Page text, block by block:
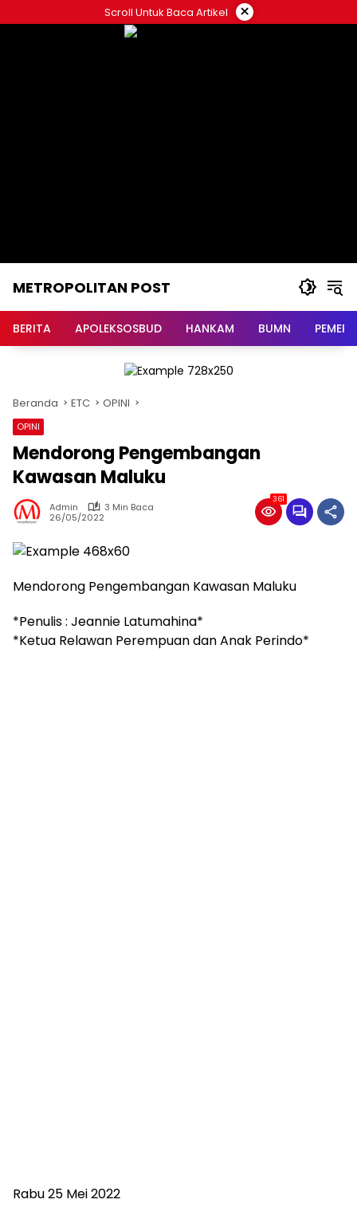
ke
Scroll Untuk Baca Artikel ×
METROPOLITAN POST
BERITA APOLEKSOSBUD HANKAM BUMN
Beranda ETC OPINI
OPINI
Mendorong Pengembangan
Kawasan Maluku
Admin
3 Min Baca
26/05/2022
361
Mendorong Pengembangan Kawasan Maluku
*Penulis : Jeannie Latumahina*
*Ketua Relawan Perempuan dan Anak Perindo*
Rabu 25 Mei 2022